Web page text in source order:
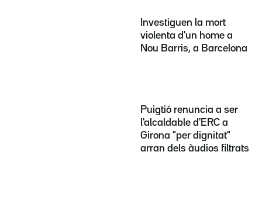
Investiguen la mort
violenta d'un home a
Nou Barris, a Barcelona
Puigtió renuncia a ser
l'alcaldable d'ERC a
Girona "per dignitat"
arran dels àudios filtrats